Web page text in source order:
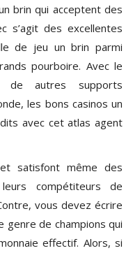
brin qui acceptent des
s’agit des excellentes
de jeu un brin parmi
pourboire. Avec le
de autres supports
les bons casinos un
avec cet atlas agent
satisfont même des
compétiteurs de
vous devez écrire
de champions qui
effectif. Alors, si